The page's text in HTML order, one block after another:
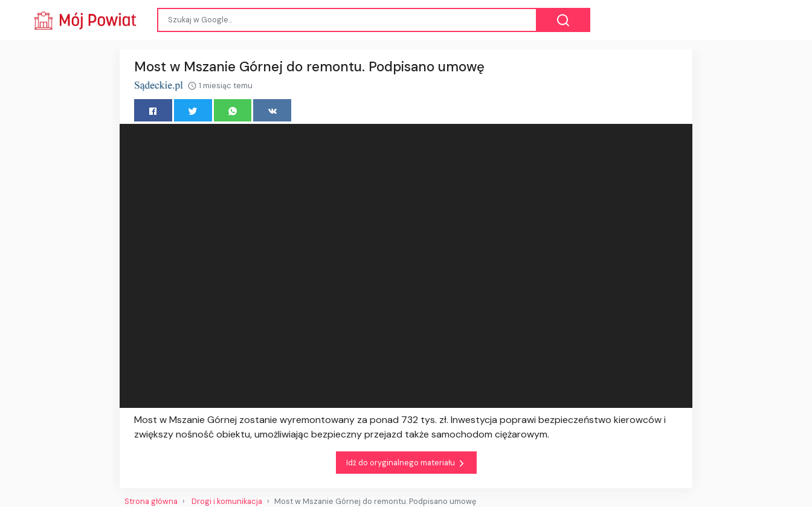
Most w Mszanie Górnej do remontu. Podpisano umowę
1 miesiąc temu
Most w Mszanie Górnej zostanie wyremontowany za ponad 732 tys. zł. Inwestycja poprawi bezpieczeństwo kierowców i
zwiększy nośność obiektu, umożliwiając bezpieczny przejazd także samochodom ciężarowym.
Idź do oryginalnego materiału
Strona główna Drogi i komunikacja Most w Mszanie Górnej do remontu. Podpisano umowę